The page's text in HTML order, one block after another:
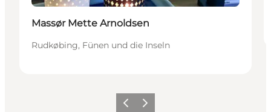
Massør Mette Arnoldsen
Rudkøbing, Fünen und die Inseln
ZurückWeiter